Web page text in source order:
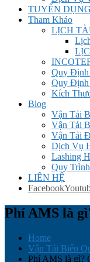
TUYỂN DỤNG
Tham Khảo
LỊCH
Quy Định
Quy Định
Kích
Blog
Vận Tải
Vận Tải
Vận Tải
Dịch Vụ
Lashing
Quy
LIÊN HỆ
Facebook
Phí AMS là
Home
Vận Tải Biển
Phí AMS là gì?